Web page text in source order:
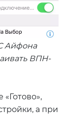
Айфона
ВПН-
«Готово»,
а при